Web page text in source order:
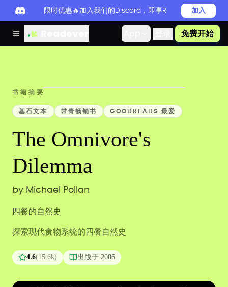
限时优惠🔥加入我们的Discord，即享Readever PRO五折
加入
免费开始
书籍摘要
基石文本 常青畅销书 GOODREADS 最爱
The Omnivore's
Dilemma
by Michael Pollan
四餐的自然史
探索现代食物系统的四餐自然史
4.6(15.6k) 出版于 2006